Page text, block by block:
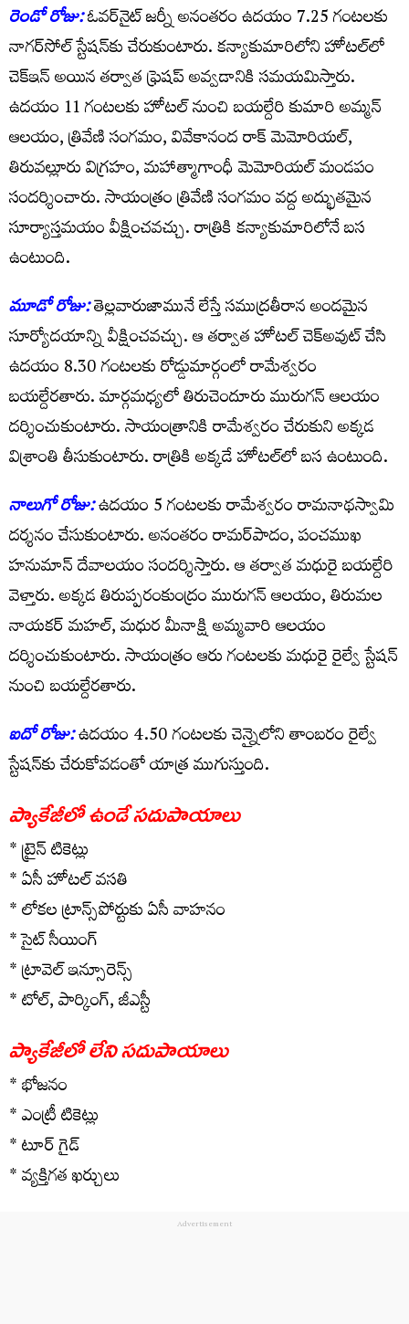
రెండో రోజు:ఓవర్‌నైట్ జర్నీ అనంతరం ఉదయం 7.25 గంటలకు
నాగర్‌సోల్ స్టేషన్‌కు చేరుకుంటారు. కన్యాకుమారిలోని హోటల్‌లో
చెక్‌ఇన్ అయిన తర్వాత ఫ్రెషప్ అవ్వడానికి సమయమిస్తారు.
ఉదయం 11 గంటలకు హోటల్ నుంచి బయల్దేరి కుమారి అమ్మన్
ఆలయం, త్రివేణి సంగమం, వివేకానంద రాక్ మెమోరియల్,
తిరువల్లూరు విగ్రహం, మహాత్మాగాంధీ మెమోరియల్ మండపం
సందర్శించారు. సాయంత్రం త్రివేణి సంగమం వద్ద అద్భుతమైన
సూర్యాస్తమయం వీక్షించవచ్చు. రాత్రికి కన్యాకుమారిలోనే బస
ఉంటుంది.
మూడో రోజు:తెల్లవారుజామునే లేస్తే సముద్రతీరాన అందమైన
సూర్యోదయాన్ని వీక్షించవచ్చు. ఆ తర్వాత హోటల్ చెక్‌అవుట్ చేసి
ఉదయం 8.30 గంటలకు రోడ్డుమార్గంలో రామేశ్వరం
బయల్దేరతారు. మార్గమధ్యలో తిరుచెందూరు మురుగన్ ఆలయం
దర్శించుకుంటారు. సాయంత్రానికి రామేశ్వరం చేరుకుని అక్కడ
విశ్రాంతి తీసుకుంటారు. రాత్రికి అక్కడే హోటల్‌లో బస ఉంటుంది.
నాలుగో రోజు:ఉదయం 5 గంటలకు రామేశ్వరం రామనాథస్వామి
దర్శనం చేసుకుంటారు. అనంతరం రామర్‌పాదం, పంచముఖ
హనుమాన్ దేవాలయం సందర్శిస్తారు. ఆ తర్వాత మధురై బయల్దేరి
వెళ్తారు. అక్కడ తిరుప్పరంకుంద్రం మురుగన్ ఆలయం, తిరుమల
నాయకర్ మహల్, మధుర మీనాక్షి అమ్మవారి ఆలయం
దర్శించుకుంటారు. సాయంత్రం ఆరు గంటలకు మధురై రైల్వే స్టేషన్‌
నుంచి బయల్దేరతారు.
ఐదో రోజు:ఉదయం 4.50 గంటలకు చెన్నైలోని తాంబరం రైల్వే
స్టేషన్‌కు చేరుకోవడంతో యాత్ర ముగుస్తుంది.
ప్యాకేజీలో ఉండే సదుపాయాలు
* ట్రైన్ టికెట్లు
* ఏసీ హోటల్ వసతి
* లోకల ట్రాన్స్‌పోర్టుకు ఏసీ వాహనం
* సైట్ సీయింగ్
* ట్రావెల్ ఇన్సూరెన్స్
* టోల్, పార్కింగ్, జీఎస్టీ
ప్యాకేజీలో లేని సదుపాయాలు
* భోజనం
* ఎంట్రీ టికెట్లు
* టూర్ గైడ్
* వ్యక్తిగత ఖర్చులు